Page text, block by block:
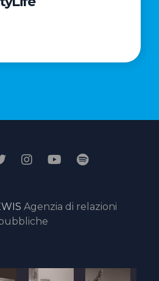
“Passione
il
della
giuria
online
Agenzia di relazioni